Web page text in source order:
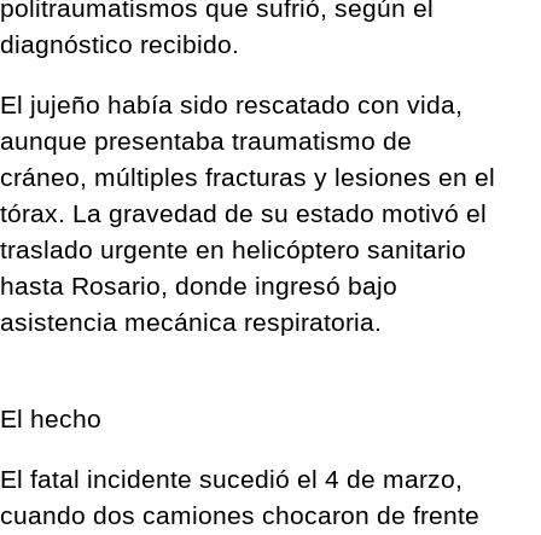
politraumatismos que sufrió, según el
diagnóstico recibido.
El jujeño había sido rescatado con vida,
aunque presentaba traumatismo de
cráneo, múltiples fracturas y lesiones en el
tórax. La gravedad de su estado motivó el
traslado urgente en helicóptero sanitario
hasta Rosario, donde ingresó bajo
asistencia mecánica respiratoria.
El hecho
El fatal incidente sucedió el 4 de marzo,
cuando dos camiones chocaron de frente